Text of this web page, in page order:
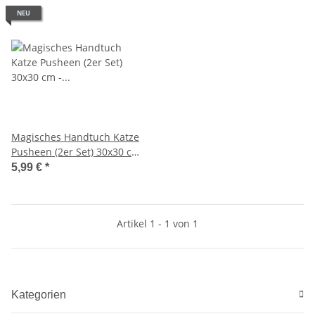
NEU
Magisches Handtuch Katze
Pusheen (2er Set) 30x30 cm
- Zauberhandtuch Katzen,
5,99 € *
Artikel 1 - 1 von 1
Kategorien